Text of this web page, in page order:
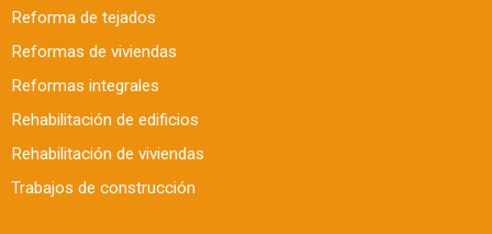
Reforma de tejados
Reformas de viviendas
Reformas integrales
Rehabilitación de edificios
Rehabilitación de viviendas
Trabajos de construcción